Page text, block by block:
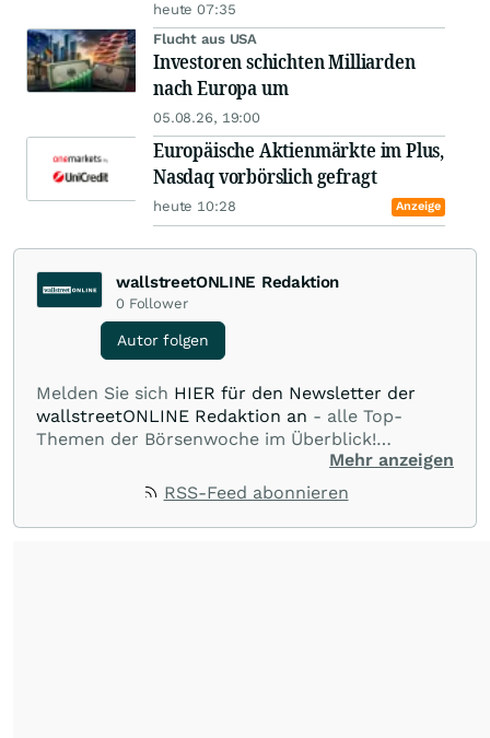
heute 07:35
Flucht aus USA
Investoren schichten Milliarden
nach Europa um
05.08.26, 19:00
Europäische Aktienmärkte im Plus,
Nasdaq vorbörslich gefragt
heute 10:28 Anzeige
wallstreetONLINE Redaktion
0 Follower
Autor folgen
Melden Sie sich HIER für den Newsletter der
wallstreetONLINE Redaktion an - alle Top-
Themen der Börsenwoche im Überblick!
Verpassen Sie kein wichtiges Anleger-Thema!Für
Beiträge auf diesem journalistischen Channel ist
Redaktion verantwortlich. Die Fachjournalisten
Mehr anzeigen
RSS-Feed abonnieren